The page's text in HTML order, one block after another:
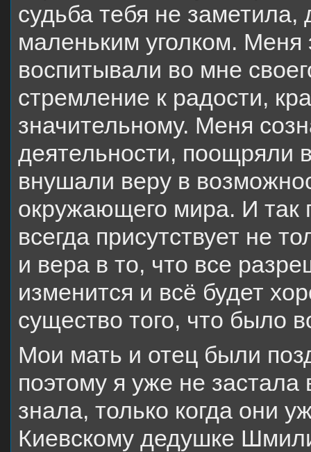
судьба тебя не заметила,
маленьким уголком. Меня
воспитывали во мне
стремление к радости,
значительному. Меня
деятельности, поощряли
внушали веру в
окружающего мира. И так
всегда присутствует не
и вера в то, что все
изменится и всё будет
существо того, что было
Мои мать и отец были
поэтому я уже не
знала, только когда они
Киевскому дедушке